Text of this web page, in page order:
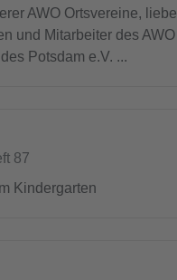
AWO Ortsvereine, liebe
und Mitarbeiter des AWO
Potsdam e.V. ...
87
Kindergarten